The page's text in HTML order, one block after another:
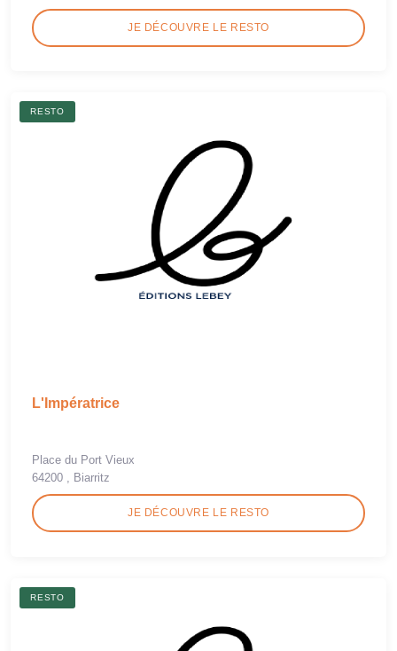
JE DÉCOUVRE LE RESTO
RESTO
L'Impératrice
Place du Port Vieux
64200 , Biarritz
JE DÉCOUVRE LE RESTO
RESTO